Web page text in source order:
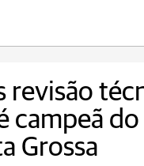
revisão
campeã
Grossa